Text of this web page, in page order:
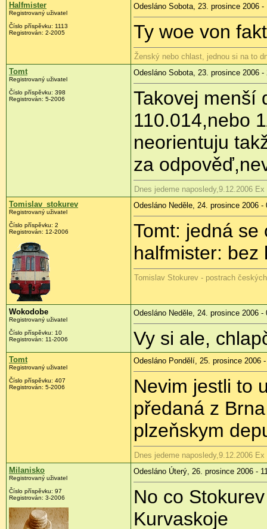
Halfmister
Registrovaný uživatel
Číslo příspěvku: 1113
Registrován: 2-2005
Odesláno Sobota, 23. prosince 2006 -
Ty woe von
Ženský nebo chlast, jednou si na to
Tomt
Registrovaný uživatel
Číslo příspěvku: 398
Registrován: 5-2006
Odesláno Sobota, 23. prosince 2006 -
Takovej menší
110.014,nebo
neorientuju
za
Dnes jedeme naposledy,9.12.2006
Tomislav_stokurev
Registrovaný uživatel
Číslo příspěvku: 2
Registrován: 12-2006
Odesláno Neděle, 24. prosince 2006 -
Tomt: jedná se
halfmister:
Tomislav Stokurev - postrach
Wokodobe
Registrovaný uživatel
Číslo příspěvku: 10
Registrován: 11-2006
Odesláno Neděle, 24. prosince 2006 -
Vy si ale,
Tomt
Registrovaný uživatel
Číslo příspěvku: 407
Registrován: 5-2006
Odesláno Pondělí, 25. prosince 2006
Nevim jestli to
předaná z
plzeňskym
Dnes jedeme naposledy,9.12.2006
Milanisko
Registrovaný uživatel
Číslo příspěvku: 97
Registrován: 3-2006
Odesláno Úterý, 26. prosince 2006 -
No co
Kurvaskoje